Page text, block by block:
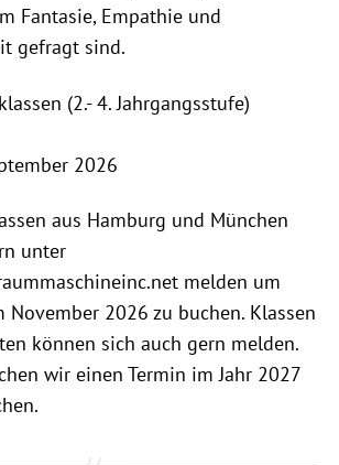
Fantasie, Empathie und
gefragt sind.
(2.- 4. Jahrgangsstufe)
2026
aus Hamburg und München
unter
melden um
November 2026 zu buchen. Klassen
können sich auch gern melden.
wir einen Termin im Jahr 2027